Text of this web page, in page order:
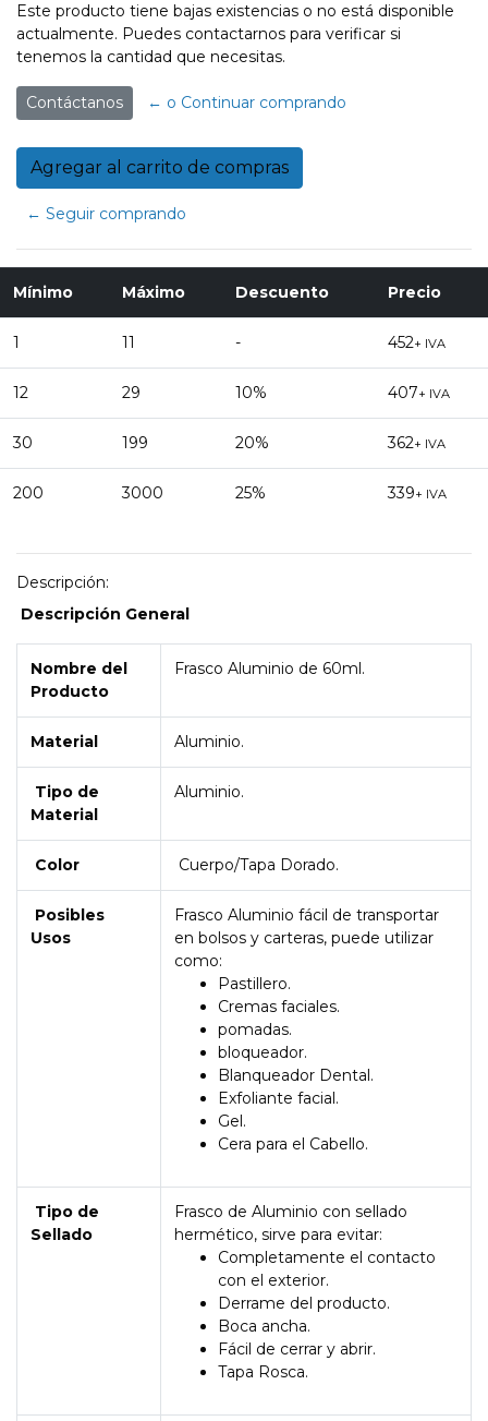
Este producto tiene bajas existencias o no está disponible
actualmente. Puedes contactarnos para verificar si
tenemos la cantidad que necesitas.
Contáctanos ← o Continuar comprando
← Seguir comprando
Mínimo Máximo Descuento Precio
1 11 - 452+ IVA
12 29 10% 407+ IVA
30 199 20% 362+ IVA
200 3000 25% 339+ IVA
Descripción:
Descripción General
Nombre del
Producto
Frasco Aluminio de 60ml.
Material Aluminio.
Tipo de
Material
Aluminio.
Color Cuerpo/Tapa Dorado.
Posibles
Usos
Frasco Aluminio fácil de transportar
en bolsos y carteras, puede utilizar
como:
Pastillero.
Cremas faciales.
pomadas.
bloqueador.
Blanqueador Dental.
Exfoliante facial.
Gel.
Cera para el Cabello.
Tipo de
Sellado
Frasco de Aluminio con sellado
hermético, sirve para evitar:
Completamente el contacto
con el exterior.
Derrame del producto.
Boca ancha.
Fácil de cerrar y abrir.
Tapa Rosca.